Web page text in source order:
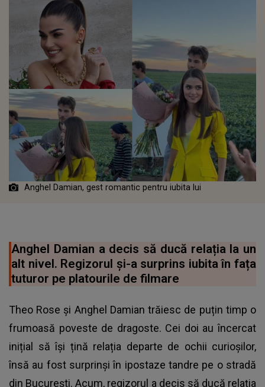
Anghel Damian, gest romantic pentru iubita lui
Anghel Damian a decis să ducă relația la un
alt nivel. Regizorul și-a surprins iubita în fața
tuturor pe platourile de filmare
Theo Rose și Anghel Damian trăiesc de puțin timp o
frumoasă poveste de dragoste. Cei doi au încercat
inițial să își țină relația departe de ochii curioșilor,
însă au fost surprinși în ipostaze tandre pe o stradă
din București. Acum, regizorul a decis să ducă relația